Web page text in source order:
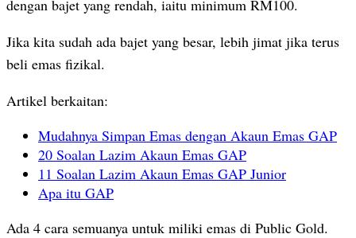
dengan bajet yang rendah, iaitu minimum RM100.
Jika kita sudah ada bajet yang besar, lebih jimat jika terus
beli emas fizikal.
Artikel berkaitan:
Mudahnya Simpan Emas dengan Akaun Emas GAP
20 Soalan Lazim Akaun Emas GAP
11 Soalan Lazim Akaun Emas GAP Junior
Apa itu GAP
Ada 4 cara semuanya untuk miliki emas di Public Gold.